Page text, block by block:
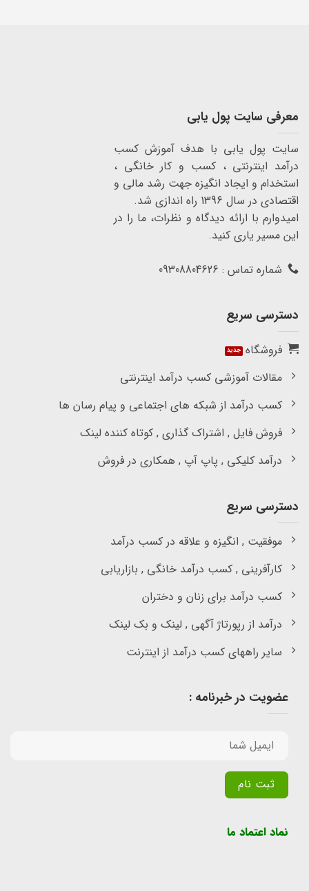
معرفی سایت پول یابی
سایت پول یابی با هدف آموزش کسب
درآمد اینترنتی ، کسب و کار خانگی ،
استخدام و ایجاد انگیزه جهت رشد مالی و
اقتصادی در سال 1396 راه اندازی شد.
امیدوارم با ارائه دیدگاه و نظرات، ما را در
این مسیر یاری کنید.
شماره تماس : 09308804626
دسترسی سریع
فروشگاه
مقالات آموزشی کسب درآمد اینترنتی
کسب درآمد از شبکه های اجتماعی و پیام رسان ها
فروش فایل , اشتراک گذاری , کوتاه کننده لینک
درآمد کلیکی , پاپ آپ , همکاری در فروش
دسترسی سریع
موفقیت , انگیزه و علاقه در کسب درآمد
کارآفرینی , کسب درآمد خانگی , بازاریابی
کسب درآمد برای زنان و دختران
درآمد از رپورتاژ آگهی , لینک و بک لینک
سایر راههای کسب درآمد از اینترنت
عضویت در خبرنامه :
نماد اعتماد ما